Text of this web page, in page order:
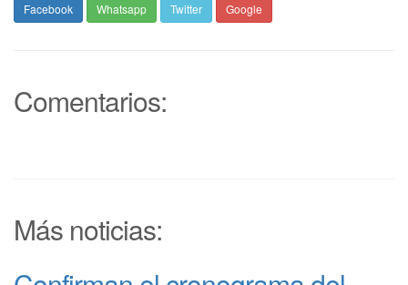
Facebook Whatsapp Twitter Google
Comentarios:
Más noticias: